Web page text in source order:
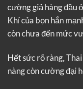
cường giả hàng đầu
Khí của bọn hắn
còn chưa đến mức
Hết sức rõ ràng,
nàng còn cường đại